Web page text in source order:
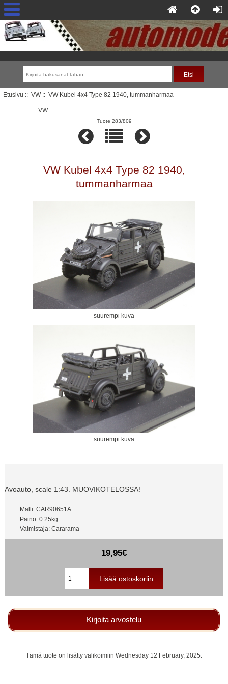
Etusivu :: VW:: VW Kubel 4x4 Type 82 1940, tummanharmaa
VW
Tuote 283/809
VW Kubel 4x4 Type 82 1940,
tummanharmaa
suurempi kuva
suurempi kuva
Avoauto, scale 1:43. MUOVIKOTELOSSA!
Malli: CAR90651A
Paino: 0.25kg
Valmistaja: Cararama
19,95€
Kirjoita arvostelu
Tämä tuote on lisätty valikoimiin Wednesday 12 February, 2025.